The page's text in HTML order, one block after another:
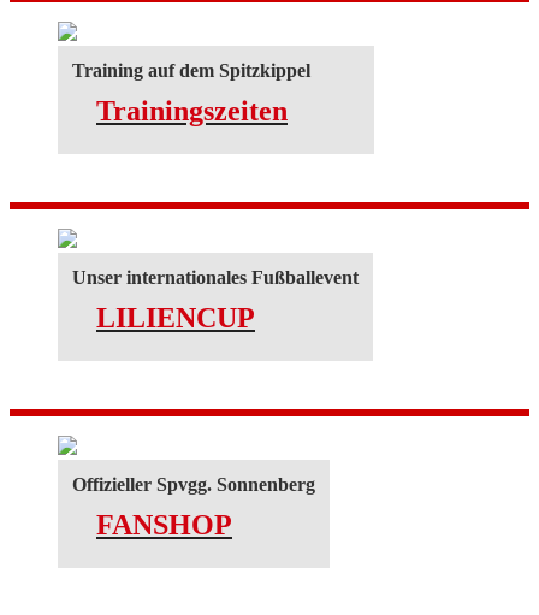
Training auf dem Spitzkippel
Trainingszeiten
Unser internationales Fußballevent
LILIENCUP
Offizieller Spvgg. Sonnenberg
FANSHOP